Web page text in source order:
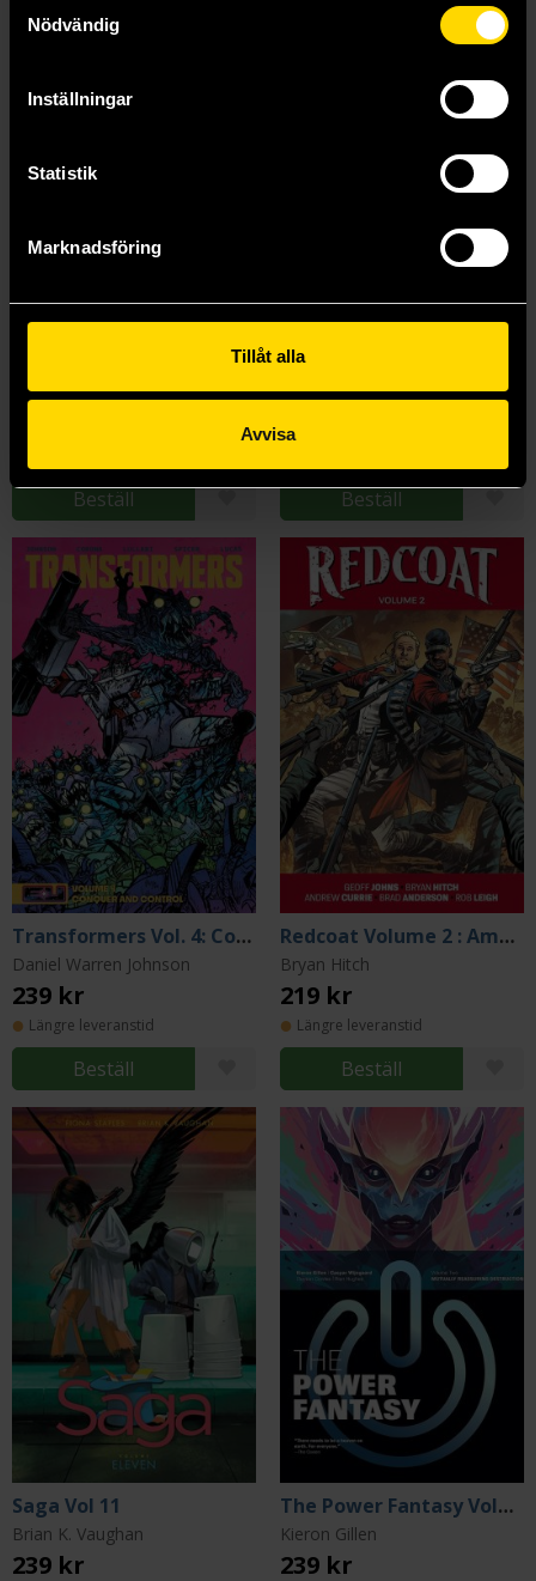
Nödvändig
Inställningar
Statistik
Marknadsföring
Tillåt alla
Avvisa
Exquisite Corpses Volume 1
James Tynion IV
Beställ
Geoff Johns
219 kr
Beställ
Transformers Vol. 4: Conquer and Control
Daniel Warren Johnson
239 kr
Längre leveranstid
Beställ
Redcoat Volume 2 : American Icons
Bryan Hitch
219 kr
Längre leveranstid
Beställ
Saga Vol 11
Brian K. Vaughan
239 kr
The Power Fantasy Volume 2
Kieron Gillen
239 kr